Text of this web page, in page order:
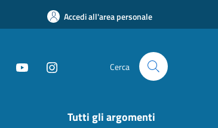
Accedi all'area personale
Cerca
Tutti gli argomenti